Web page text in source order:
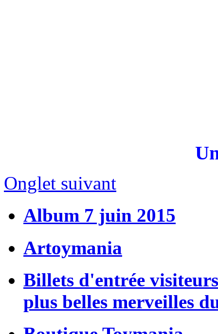
Onglet suivant
Album 7 juin 2015
Artoymania
Billets d'entrée
plus belles merveilles